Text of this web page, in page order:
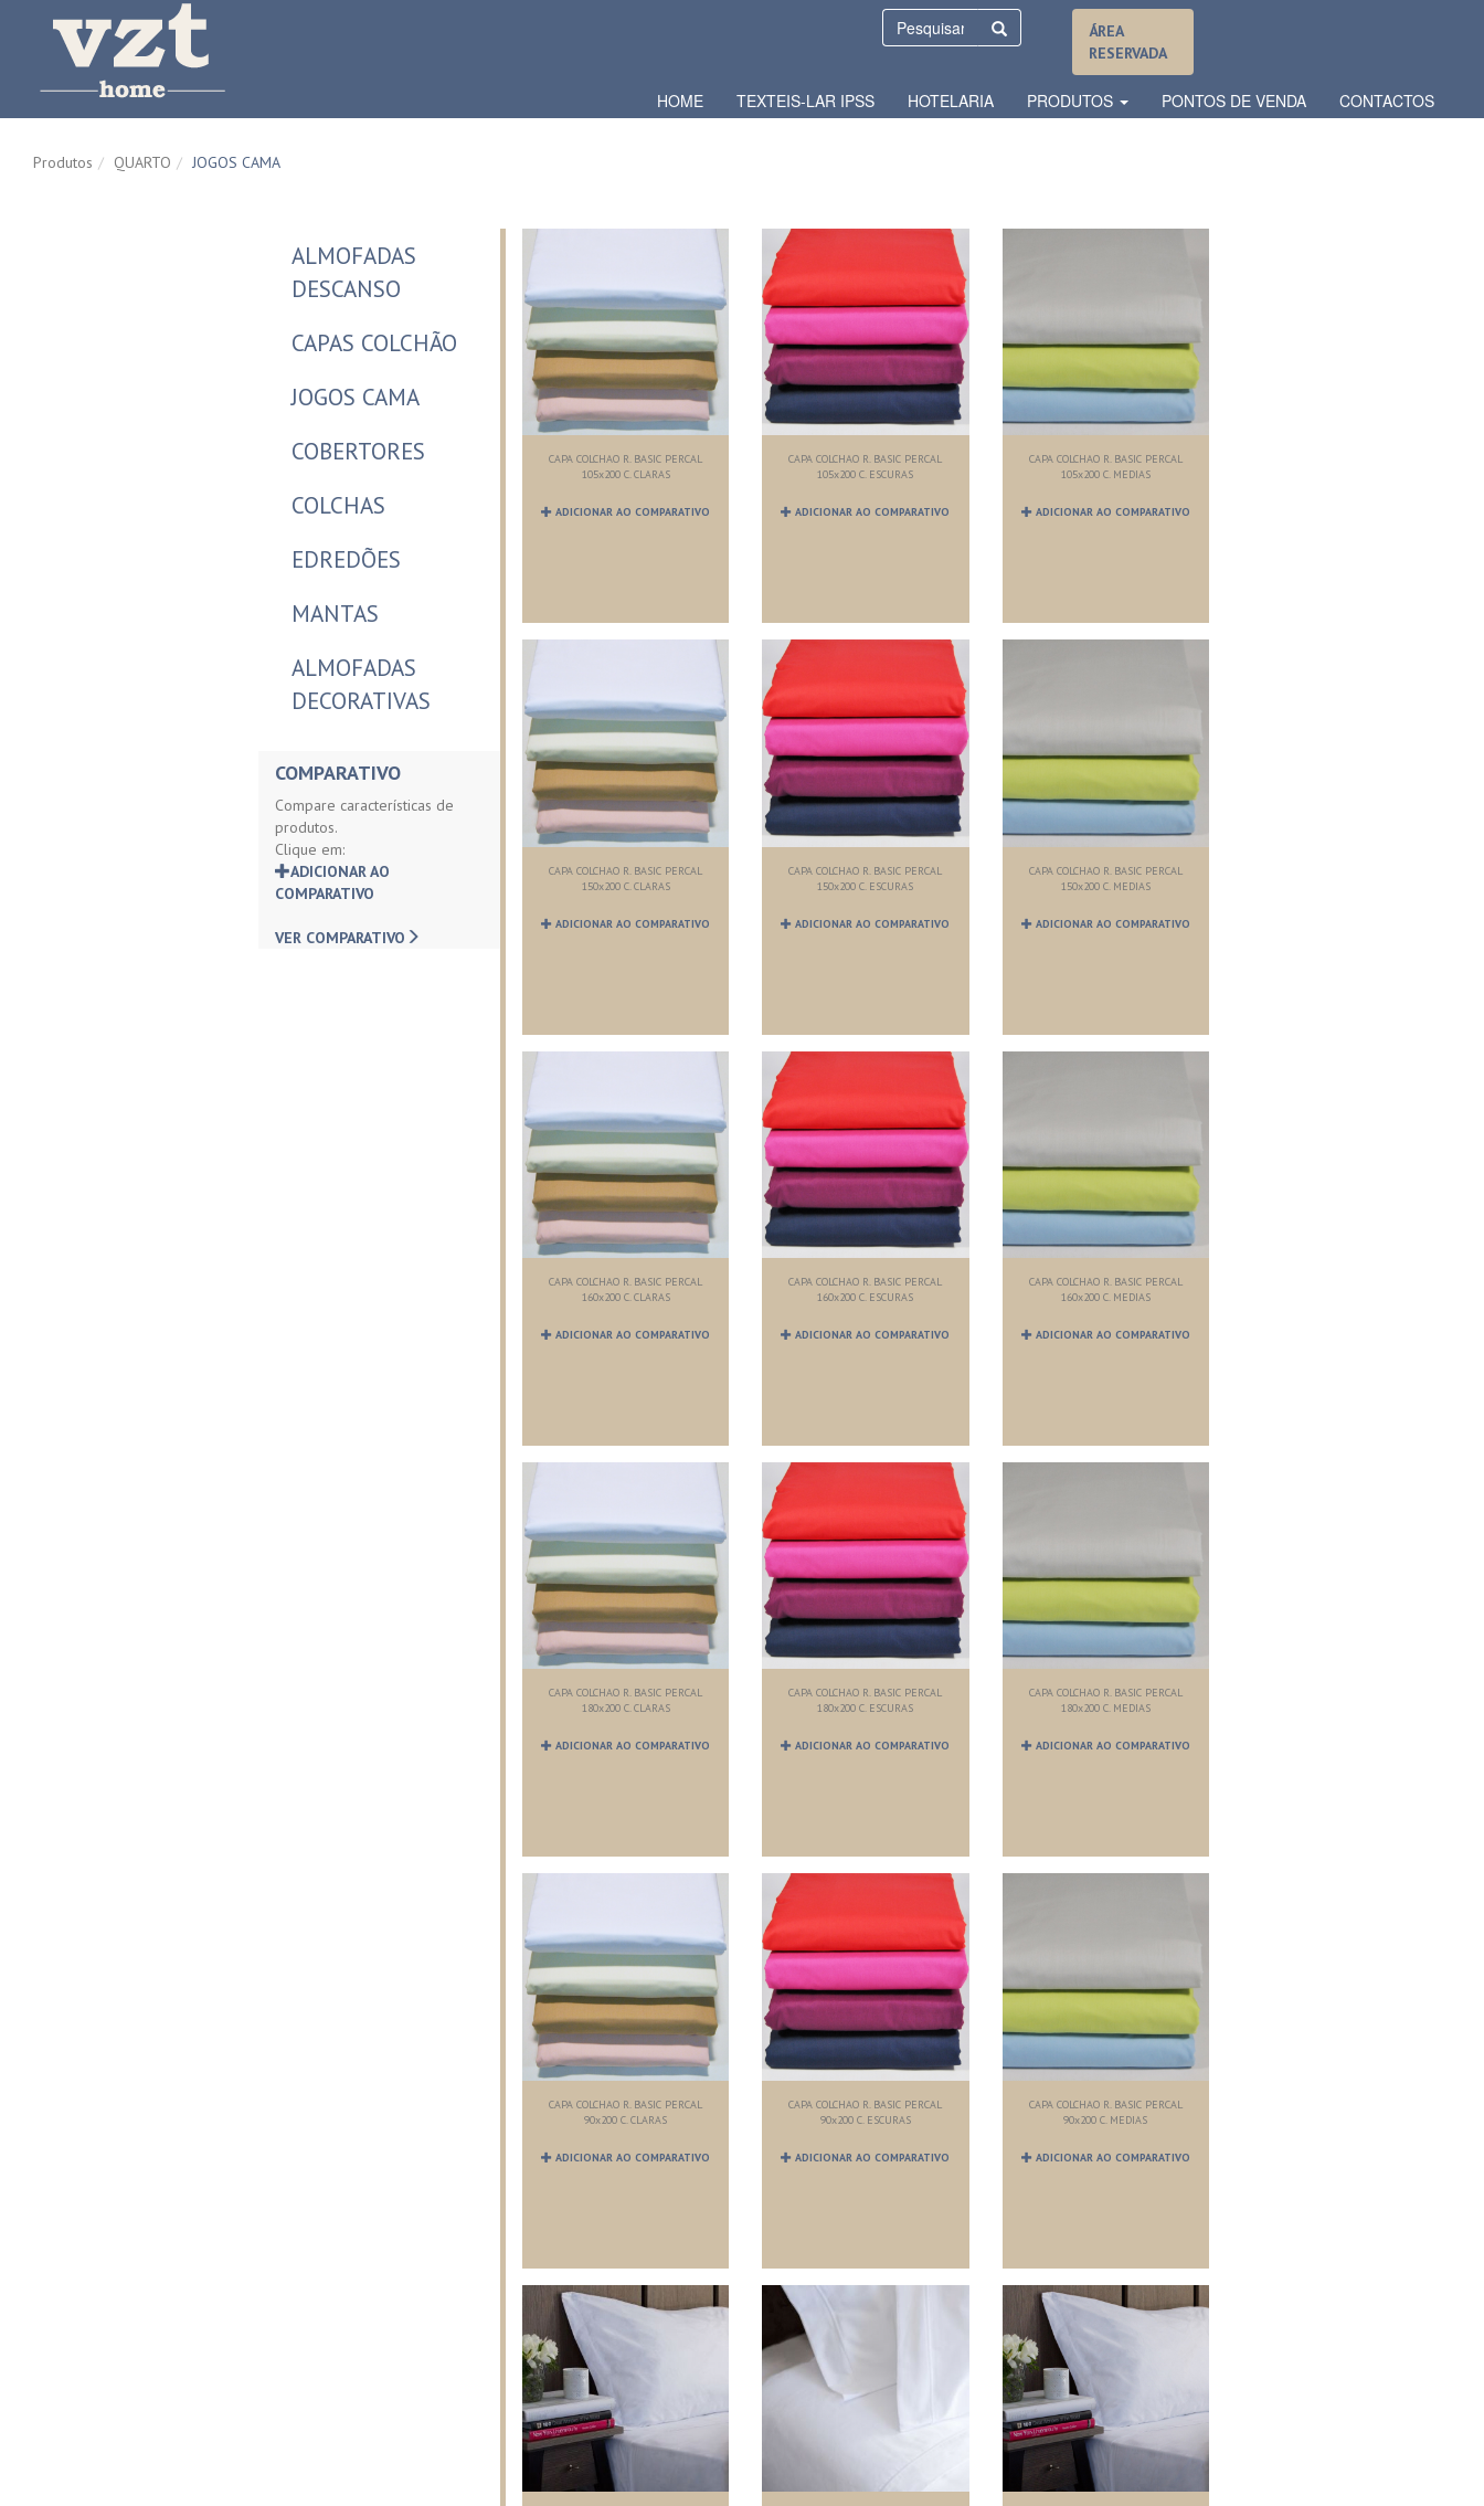
ÁREA
RESERVADA
HOME TEXTEIS-LAR IPSS HOTELARIA PRODUTOS PONTOS DE VENDA CONTACTOS
Produtos QUARTO JOGOS CAMA
ALMOFADAS
DESCANSO
CAPAS COLCHÃO
JOGOS CAMA
COBERTORES
COLCHAS
EDREDÕES
MANTAS
ALMOFADAS
DECORATIVAS
COMPARATIVO
Compare características de
produtos.
Clique em:
ADICIONAR AO
COMPARATIVO
VER COMPARATIVO
CAPA COLCHAO R. BASIC PERCAL
105x200 C. CLARAS
ADICIONAR AO COMPARATIVO
CAPA COLCHAO R. BASIC PERCAL
105x200 C. ESCURAS
ADICIONAR AO COMPARATIVO
CAPA COLCHAO R. BASIC PERCAL
105x200 C. MEDIAS
ADICIONAR AO COMPARATIVO
CAPA COLCHAO R. BASIC PERCAL
150x200 C. CLARAS
ADICIONAR AO COMPARATIVO
CAPA COLCHAO R. BASIC PERCAL
150x200 C. ESCURAS
ADICIONAR AO COMPARATIVO
CAPA COLCHAO R. BASIC PERCAL
150x200 C. MEDIAS
ADICIONAR AO COMPARATIVO
CAPA COLCHAO R. BASIC PERCAL
160x200 C. CLARAS
ADICIONAR AO COMPARATIVO
CAPA COLCHAO R. BASIC PERCAL
160x200 C. ESCURAS
ADICIONAR AO COMPARATIVO
CAPA COLCHAO R. BASIC PERCAL
160x200 C. MEDIAS
ADICIONAR AO COMPARATIVO
CAPA COLCHAO R. BASIC PERCAL
180x200 C. CLARAS
ADICIONAR AO COMPARATIVO
CAPA COLCHAO R. BASIC PERCAL
180x200 C. ESCURAS
ADICIONAR AO COMPARATIVO
CAPA COLCHAO R. BASIC PERCAL
180x200 C. MEDIAS
ADICIONAR AO COMPARATIVO
CAPA COLCHAO R. BASIC PERCAL
90x200 C. CLARAS
ADICIONAR AO COMPARATIVO
CAPA COLCHAO R. BASIC PERCAL
90x200 C. ESCURAS
ADICIONAR AO COMPARATIVO
CAPA COLCHAO R. BASIC PERCAL
90x200 C. MEDIAS
ADICIONAR AO COMPARATIVO